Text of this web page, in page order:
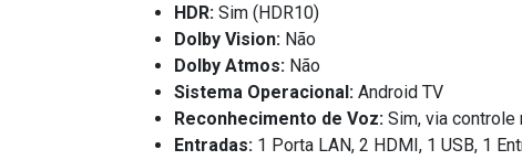
HDR: Sim (HDR10)
Dolby Vision: Não
Dolby Atmos: Não
Sistema Operacional: Android TV
Reconhecimento de Voz: Sim, via
Entradas: 1 Porta LAN, 2 HDMI, 1 USB, 1